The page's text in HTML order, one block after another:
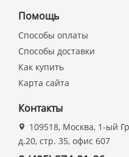
Помощь
Способы оплаты
Способы доставки
Как купить
Карта сайта
Контакты
109518, Москва, 1-ый
д.20, стр. 35, офис 607